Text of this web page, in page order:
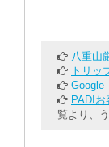
八重山
トリッ
Google
PADI
覧より、